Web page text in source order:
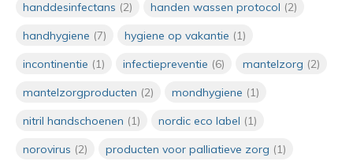
Verzorgend wassen met vochtige
hygiënisch
Wanneer moet je handen wassen
handhygiëne
handdesinfectans (2) handen wassen protocol (2)
handhygiene (7) hygiene op vakantie (1)
incontinentie (1) infectiepreventie (6) mantelzorg (2)
mantelzorgproducten (2) mondhygiene (1)
nitril handschoenen (1) nordic eco label (1)
norovirus (2) producten voor palliatieve zorg (1)